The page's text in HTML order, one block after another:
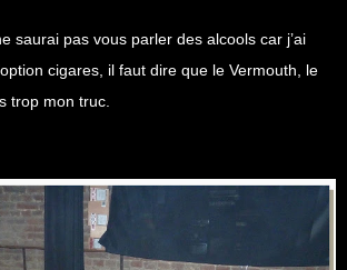
saurai pas vous parler des alcools car j’ai
cigares, il faut dire que le Vermouth, le
trop mon truc.